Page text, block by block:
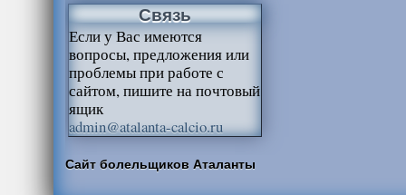
Связь
Если у Вас имеются
вопросы, предложения или
проблемы при работе с
сайтом, пишите на почтовый
ящик
admin@atalanta-calcio.ru
Сайт болельщиков Аталанты